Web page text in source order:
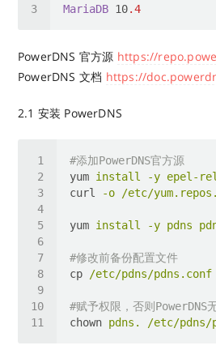
MariaDB 10.4
PowerDNS 官方源 https://
PowerDNS 文档 https://
2.1 安装 PowerDNS
#添加PowerDNS官方源
yum install -y epel-
curl
-o /etc/
yum install -y pdns
#修改前备份配置文件
cp
/etc/pdns/
#赋予权限，否则PowerDNS
chown pdns. /etc/pdns/